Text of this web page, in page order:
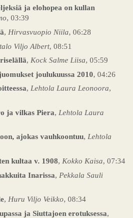
ja elohopea on kullan
, 03:39
, Hirvasvuopio Niila, 06:28
Viljo Albert, 08:51
, Kock Salme Liisa, 05:59
joulukuussa 2010, 04:26
, Lehtola Laura Leonoora,
ja vilkas Piera, Lehtola Laura
ajokas vauhkoontuu, Lehtola
kultaa v. 1908, Kokko Kaisa, 07:34
Inarissa, Pekkala Sauli
, Huru Viljo Veikko, 08:34
ja Siuttajoen erotuksessa,